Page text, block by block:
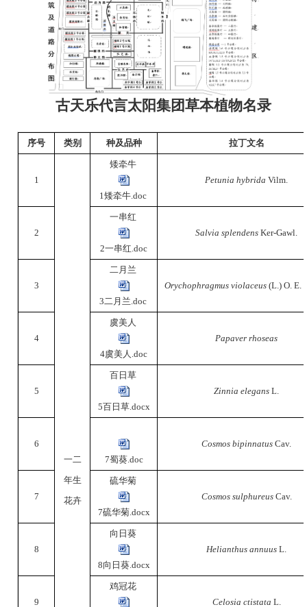
古天乐代言太阳集团草本植物名录
序号 类别 种及品种 拉丁文名
1
一二
年生
花卉
矮牵牛
1矮牵牛.doc
Petunia hybrida Vilm.
2
一串红
2一串红.doc
Salvia splendens Ker-Gawl.
3
二月兰
3二月兰.doc
Orychophragmus violaceus (L.) O. E.
4
虞美人
4虞美人.doc
Papaver rhoseas
5
百日草
5百日草.docx
Zinnia elegans L.
6
7蜀葵.doc
Cosmos bipinnatus Cav.
7
硫华菊
7硫华菊.docx
Cosmos sulphureus Cav.
8
向日葵
8向日葵.docx
Helianthus annuus L.
9
鸡冠花
Celosia ctistata L.